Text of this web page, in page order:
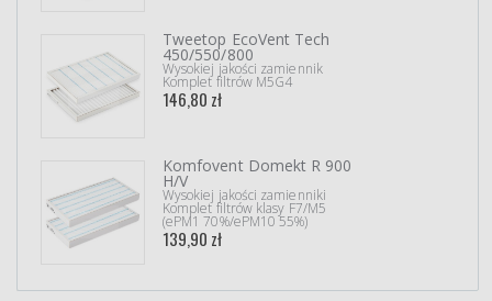
Tweetop EcoVent Tech
450/550/800
Wysokiej jakości zamiennik
Komplet filtrów M5G4
146,80 zł
Komfovent Domekt R 900
H/V
Wysokiej jakości zamienniki
Komplet filtrów klasy F7/M5
(ePM1 70%/ePM10 55%)
139,90 zł